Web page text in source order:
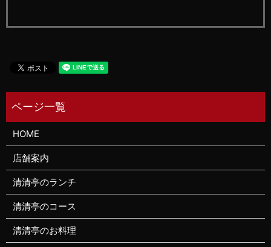
HOME
店舗案内
清清亭のランチ
清清亭のコース
清清亭のお料理